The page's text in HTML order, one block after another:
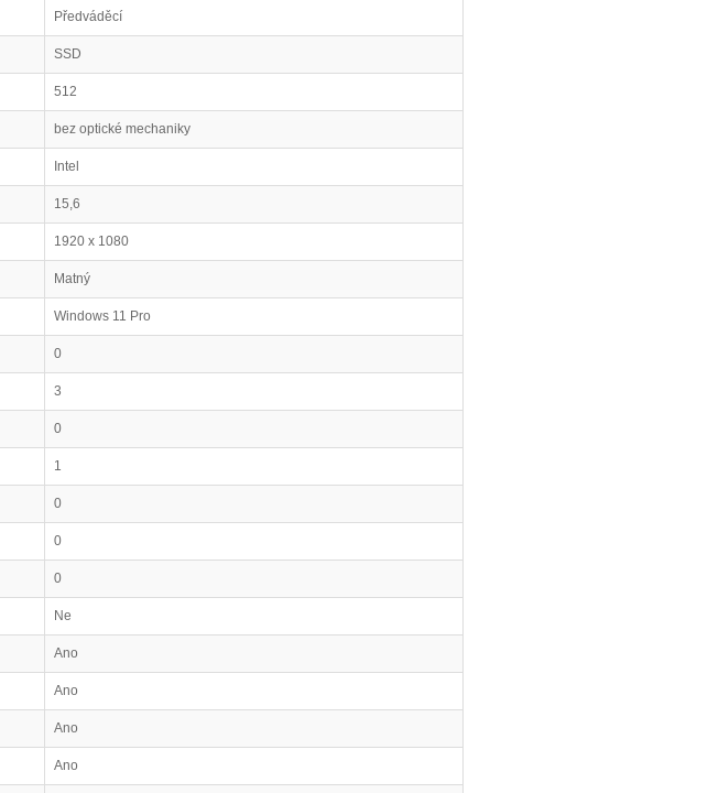
Předváděcí
SSD
512
bez optické mechaniky
Intel
15,6
1920 x 1080
Matný
Windows 11 Pro
0
3
0
1
0
0
0
Ne
Ano
Ano
Ano
Ano